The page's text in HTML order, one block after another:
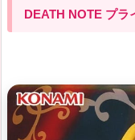
DEATH NOTE プラ